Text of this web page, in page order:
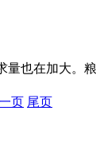
也在加大。
页 尾页